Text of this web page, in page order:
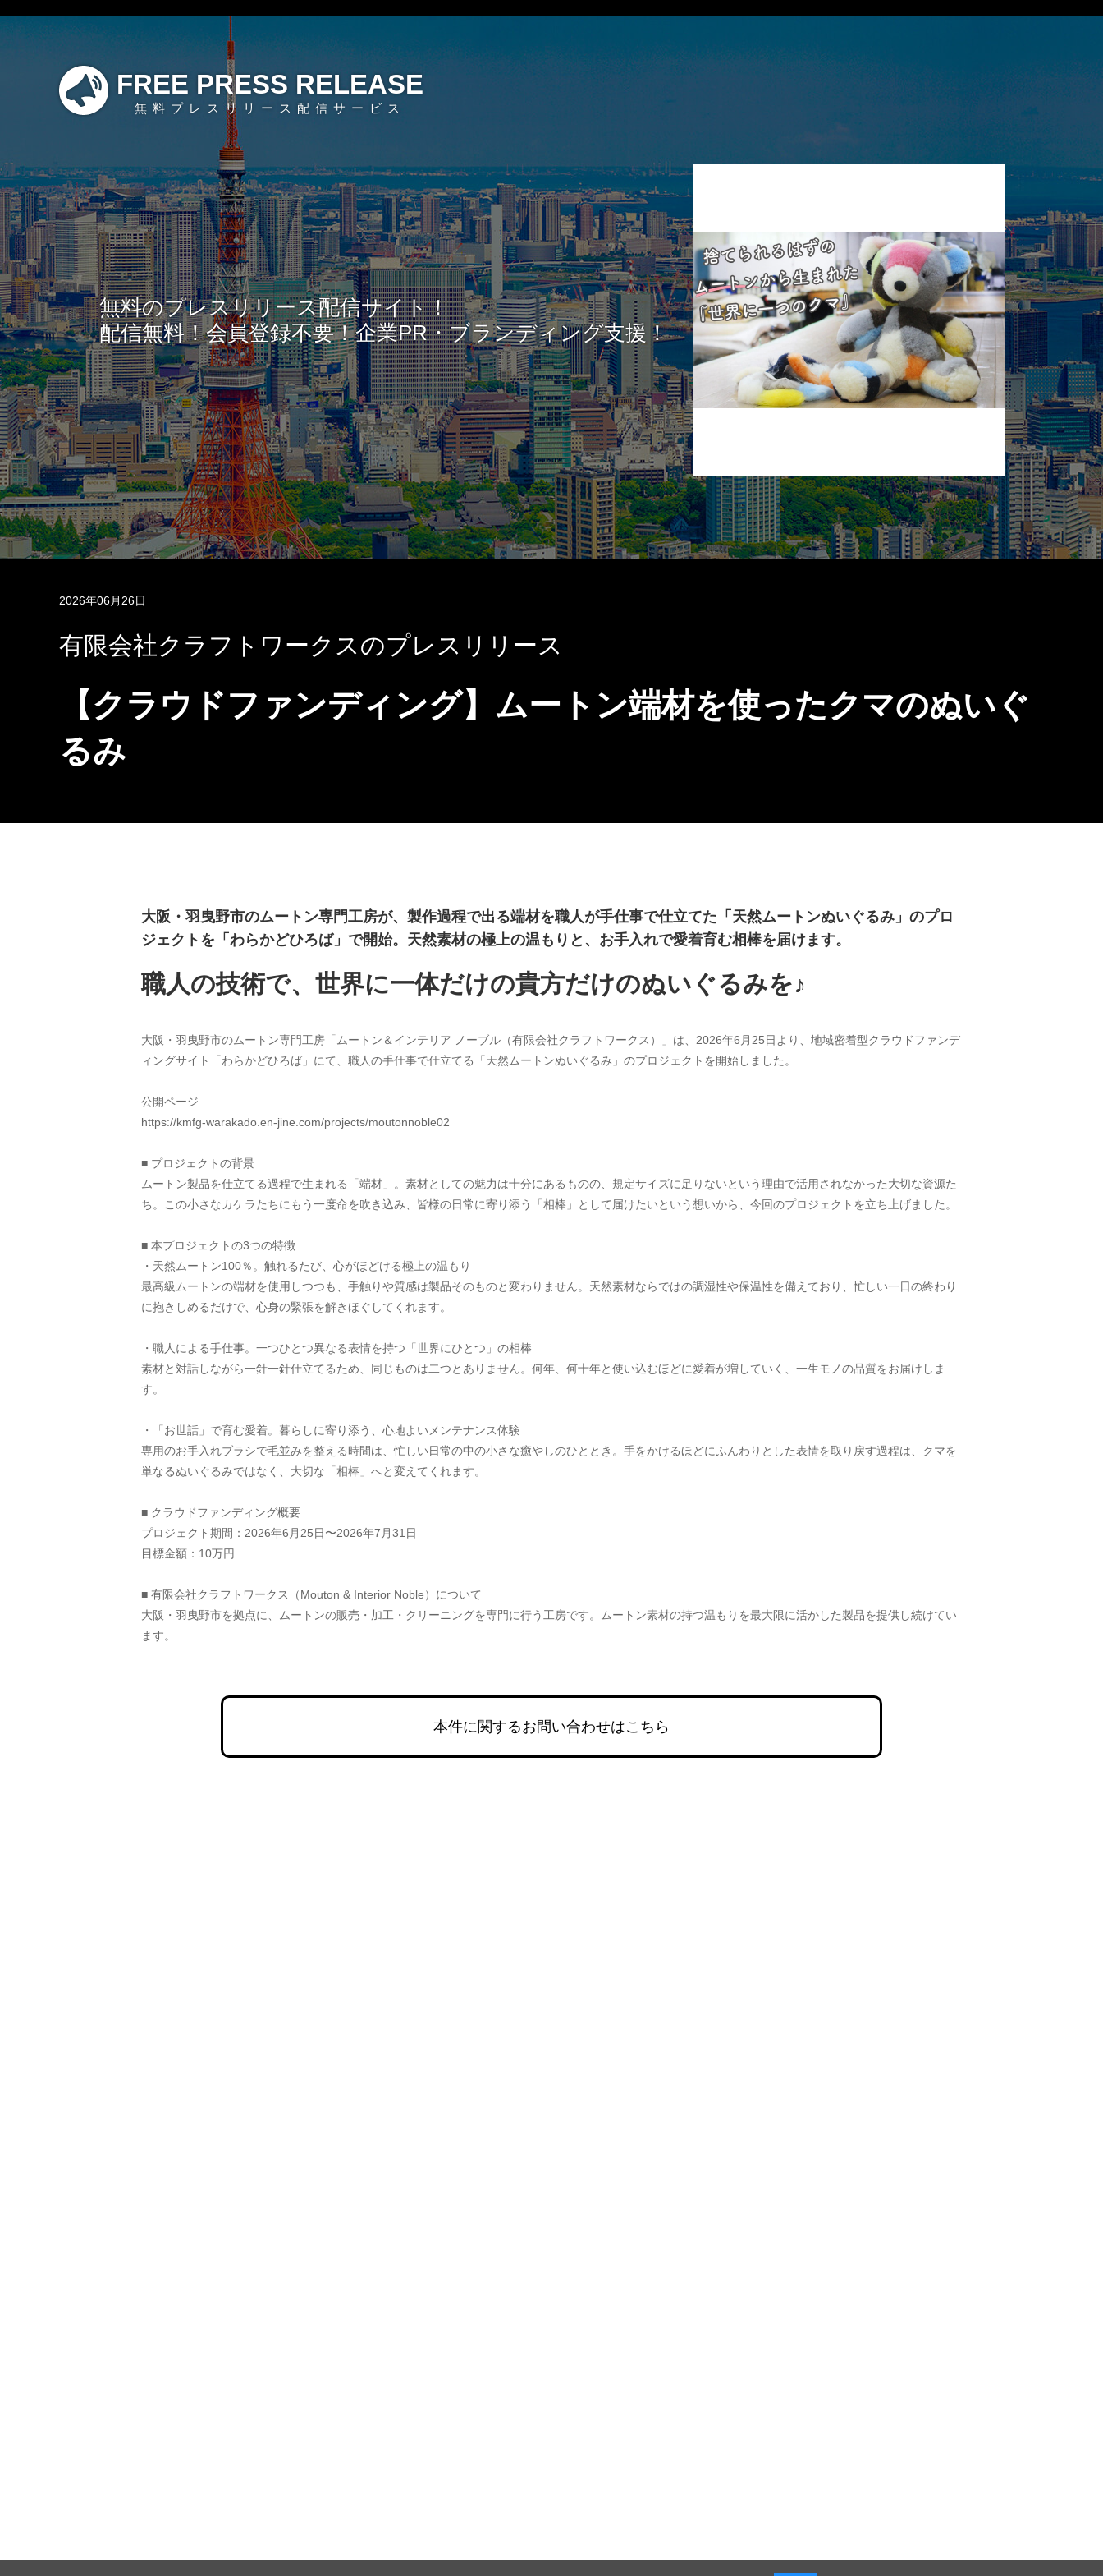
FREE PRESS RELEASE
無料プレスリリース配信サービス
無料のプレスリリース配信サイト！
配信無料！会員登録不要！企業PR・ブランディング支援！
2026年06月26日
有限会社クラフトワークスのプレスリリース
【クラウドファンディング】ムートン端材を使ったクマのぬいぐ
るみ
大阪・羽曳野市のムートン専門工房が、製作過程で出る端材を職人が手仕事で仕立てた「天然ムートンぬいぐるみ」のプロ
ジェクトを「わらかどひろば」で開始。天然素材の極上の温もりと、お手入れで愛着育む相棒を届けます。
職人の技術で、世界に一体だけの貴方だけのぬいぐるみを♪
大阪・羽曳野市のムートン専門工房「ムートン＆インテリア ノーブル（有限会社クラフトワークス）」は、2026年6月25日より、地域密着型クラウドファンデ
ィングサイト「わらかどひろば」にて、職人の手仕事で仕立てる「天然ムートンぬいぐるみ」のプロジェクトを開始しました。
公開ページ
https://kmfg-warakado.en-jine.com/projects/moutonnoble02
■ プロジェクトの背景
ムートン製品を仕立てる過程で生まれる「端材」。素材としての魅力は十分にあるものの、規定サイズに足りないという理由で活用されなかった大切な資源た
ち。この小さなカケラたちにもう一度命を吹き込み、皆様の日常に寄り添う「相棒」として届けたいという想いから、今回のプロジェクトを立ち上げました。
■ 本プロジェクトの3つの特徴
・天然ムートン100％。触れるたび、心がほどける極上の温もり
最高級ムートンの端材を使用しつつも、手触りや質感は製品そのものと変わりません。天然素材ならではの調湿性や保温性を備えており、忙しい一日の終わり
に抱きしめるだけで、心身の緊張を解きほぐしてくれます。
・職人による手仕事。一つひとつ異なる表情を持つ「世界にひとつ」の相棒
素材と対話しながら一針一針仕立てるため、同じものは二つとありません。何年、何十年と使い込むほどに愛着が増していく、一生モノの品質をお届けしま
す。
・「お世話」で育む愛着。暮らしに寄り添う、心地よいメンテナンス体験
専用のお手入れブラシで毛並みを整える時間は、忙しい日常の中の小さな癒やしのひととき。手をかけるほどにふんわりとした表情を取り戻す過程は、クマを
単なるぬいぐるみではなく、大切な「相棒」へと変えてくれます。
■ クラウドファンディング概要
プロジェクト期間：2026年6月25日〜2026年7月31日
目標金額：10万円
■ 有限会社クラフトワークス（Mouton & Interior Noble）について
大阪・羽曳野市を拠点に、ムートンの販売・加工・クリーニングを専門に行う工房です。ムートン素材の持つ温もりを最大限に活かした製品を提供し続けてい
ます。
本件に関するお問い合わせはこちら